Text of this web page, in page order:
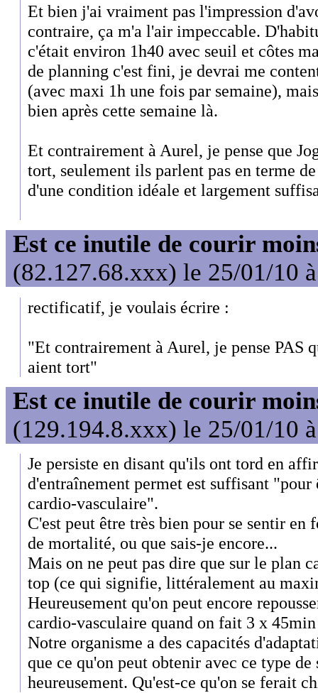
Et bien j'ai vraiment pas l'impression
contraire, ça m'a l'air impeccable.
c'était environ 1h40 avec seuil et côtes
de planning c'est fini, je devrai me
(avec maxi 1h une fois par semaine),
bien après cette semaine là.
Et contrairement à Aurel, je pense que
tort, seulement ils parlent pas en terme
d'une condition idéale et largement
Est ce inutile de courir
(82.127.68.xxx) le 25/01/10
rectificatif, je voulais écrire :
"Et contrairement à Aurel, je pense PAS
aient tort"
Est ce inutile de courir
(129.194.8.xxx) le 25/01/10
Je persiste en disant qu'ils ont tord en
d'entraînement permet est suffisant "pour
cardio-vasculaire".
C'est peut être très bien pour se sentir
de mortalité, ou que sais-je encore...
Mais on ne peut pas dire que sur le plan
top (ce qui signifie, littéralement au
Heureusement qu'on peut encore
cardio-vasculaire quand on fait 3 x
Notre organisme a des capacités
que ce qu'on peut obtenir avec ce type
heureusement. Qu'est-ce qu'on se ferait